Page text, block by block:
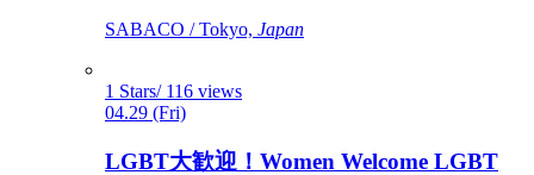
SABACO / Tokyo, Japan
1 Stars/ 116 views
04.29 (Fri)
LGBT大歓迎！Women Welcome LGBT